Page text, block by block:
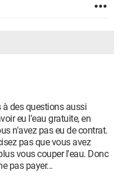
à des questions aussi
eu l'eau gratuite, en
n'avez pas eu de contrat.
pas que vous avez
vous couper l'eau. Donc
pas payer...